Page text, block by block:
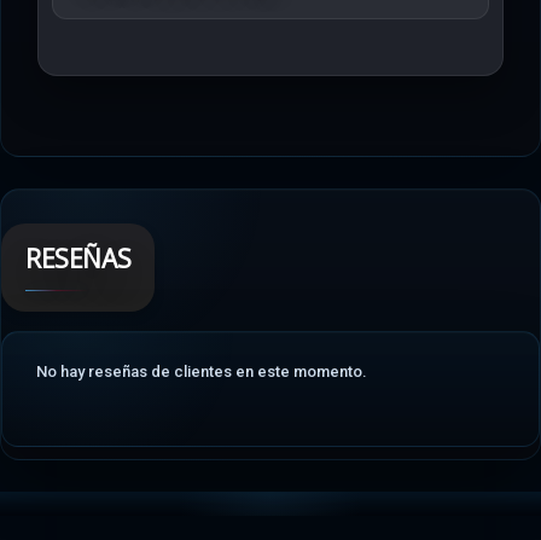
RESEÑAS
No hay reseñas de clientes en este momento.